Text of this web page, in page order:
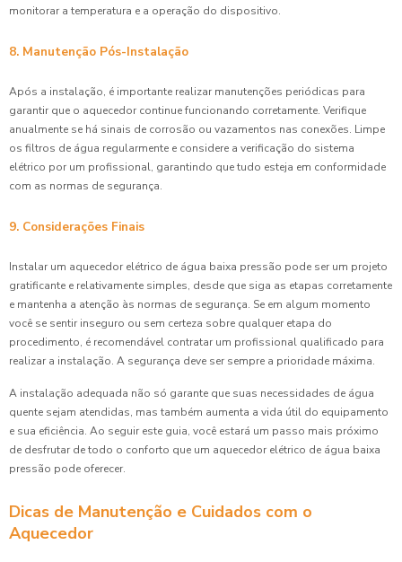
monitorar a temperatura e a operação do dispositivo.
8. Manutenção Pós-Instalação
Após a instalação, é importante realizar manutenções periódicas para
garantir que o aquecedor continue funcionando corretamente. Verifique
anualmente se há sinais de corrosão ou vazamentos nas conexões. Limpe
os filtros de água regularmente e considere a verificação do sistema
elétrico por um profissional, garantindo que tudo esteja em conformidade
com as normas de segurança.
9. Considerações Finais
Instalar um aquecedor elétrico de água baixa pressão pode ser um projeto
gratificante e relativamente simples, desde que siga as etapas corretamente
e mantenha a atenção às normas de segurança. Se em algum momento
você se sentir inseguro ou sem certeza sobre qualquer etapa do
procedimento, é recomendável contratar um profissional qualificado para
realizar a instalação. A segurança deve ser sempre a prioridade máxima.
A instalação adequada não só garante que suas necessidades de água
quente sejam atendidas, mas também aumenta a vida útil do equipamento
e sua eficiência. Ao seguir este guia, você estará um passo mais próximo
de desfrutar de todo o conforto que um aquecedor elétrico de água baixa
pressão pode oferecer.
Dicas de Manutenção e Cuidados com o
Aquecedor